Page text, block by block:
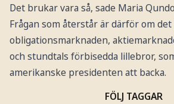
Det brukar vara så, sade Maria
Frågan som återstår är därför om
obligationsmarknaden,
och stundtals förbisedda lillebror,
amerikanske presidenten att backa.
FÖLJ TAGGAR